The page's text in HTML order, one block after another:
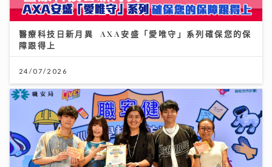
醫療科技日新月異 AXA安盛「愛唯守」系列確保您的保
障跟得上
24/07/2026